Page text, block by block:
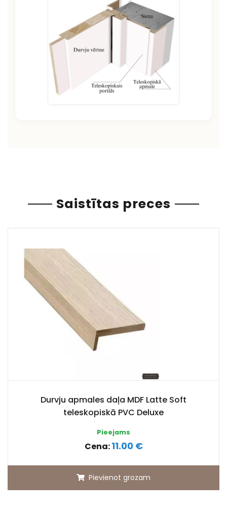
Saistītas preces
Durvju apmales daļa MDF Latte Soft
teleskopiskā PVC Deluxe
Pieejams
Cena:11.00 €
Pievienot grozam